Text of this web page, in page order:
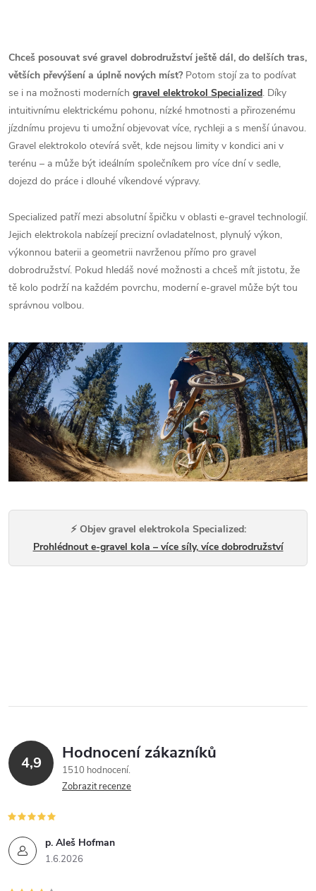
Chceš posouvat své gravel dobrodružství ještě dál, do delších tras,
větších převýšení a úplně nových míst?Potom stojí za to podívat
se i na možnosti moderních gravel elektrokol Specialized. Díky
intuitivnímu elektrickému pohonu, nízké hmotnosti a přirozenému
jízdnímu projevu ti umožní objevovat více, rychleji a s menší únavou.
Gravel elektrokolo otevírá svět, kde nejsou limity v kondici ani v
terénu – a může být ideálním společníkem pro více dní v sedle,
dojezd do práce i dlouhé víkendové výpravy.
Specialized patří mezi absolutní špičku v oblasti e-gravel technologií.
Jejich elektrokola nabízejí precizní ovladatelnost, plynulý výkon,
výkonnou baterii a geometrii navrženou přímo pro gravel
dobrodružství. Pokud hledáš nové možnosti a chceš mít jistotu, že
tě kolo podrží na každém povrchu, moderní e-gravel může být tou
správnou volbou.
⚡ Objev gravel elektrokola Specialized:
Prohlédnout e-gravel kola – více síly, více dobrodružství
4,9 Hodnocení zákazníků
1510 hodnocení
Zobrazit recenze
p. Aleš Hofman
1.6.2026